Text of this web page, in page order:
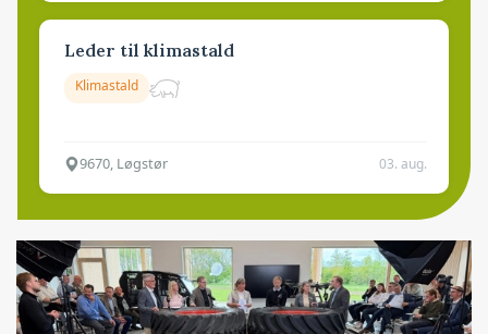
Leder til klimastald
Klimastald
9670, Løgstør 03. aug.